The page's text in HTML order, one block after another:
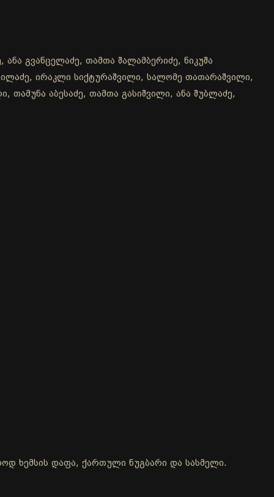
გვანცელაძე, თამთა შალამბერიძე, ნიკუშა
ირაკლი სიქტურაშვილი, სალომე თათარაშვილი,
აბესაძე, თამთა გასიშვილი, ანა შუბლაძე,
ხემსის დაფა, ქართული ნუგბარი და სასმელი.